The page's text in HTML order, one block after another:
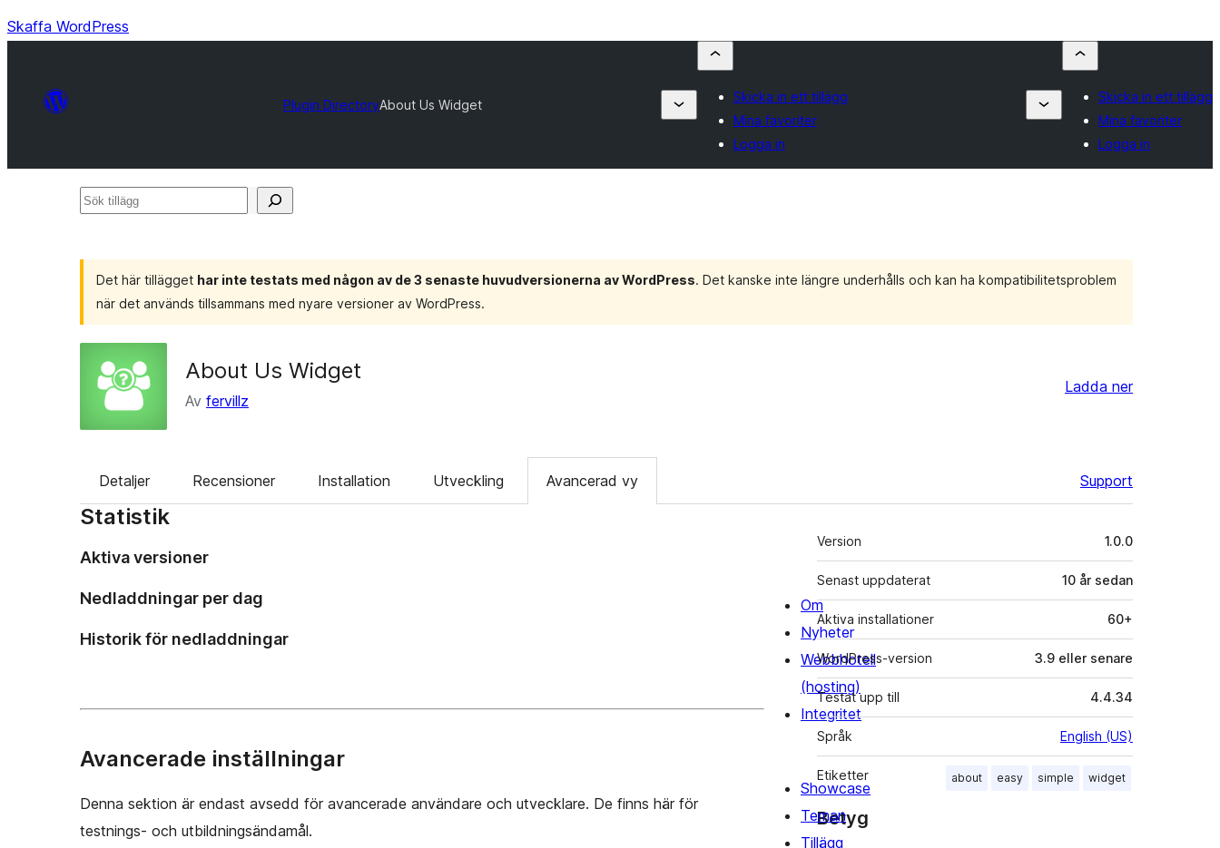
Skaffa WordPress
Plugin DirectoryAbout Us Widget
Skicka in ett tillägg
Mina favoriter
Logga in
Skicka in ett tillägg
Mina favoriter
Logga in
Sök
Det här tillägget har inte testats med någon av de 3 senaste huvudversionerna av WordPress. Det kanske inte längre underhålls och kan ha kompatibilitetsproblem
när det används tillsammans med nyare versioner av WordPress.
About Us Widget
Av fervillz
Ladda ner
Detaljer Recensioner Installation Utveckling Avancerad vy Support
Statistik
Aktiva versioner
Nedladdningar per dag
Historik för nedladdningar
Avancerade inställningar
Denna sektion är endast avsedd för avancerade användare och utvecklare. De finns här för
testnings- och utbildningsändamål.
Meta
Version 1.0.0
Senast uppdaterat 10 år sedan
Aktiva installationer 60+
WordPress-version 3.9 eller senare
Testat upp till 4.4.34
Språk English (US)
Etiketter about easy simple widget
Betyg
Om
Nyheter
Webbhotell
(hosting)
Integritet
Showcase
Teman
Tillägg